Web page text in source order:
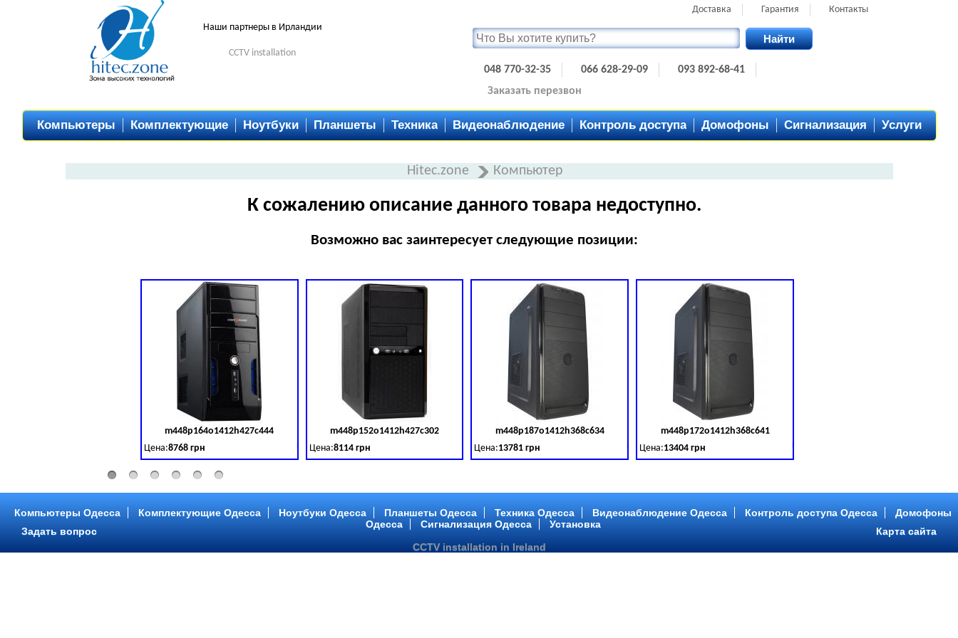
Наши партнеры в Ирландии
CCTV installation
Доставка Гарантия Контакты
Найти
048 770-32-35 066 628-29-09
093 892-68-41
Заказать перезвон
Компьютеры Комплектующие Ноутбуки Планшеты Техника Видеонаблюдение Контроль доступа Домофоны Сигнализация Услуги
Hitec.zone Компьютер
К сожалению описание данного товара недоступно.
Возможно вас заинтересует следующие позиции:
m448p164o1412h427c444
Цена:8768 грн Код товара:379028
Intel Core ™ i3 2 ядра 3.50GHz,ОЗУ: 2 GB, DDR 3 (1600 MHz) HDD: TOSHIBA 500 GB (SATA III)
m448p152o1412h427c302
Цена:8114 грн Код товара:379029
Intel Core ™ i3 2 ядра 3.40GHz,ОЗУ: 2 GB, DDR 3 (1600 MHz) HDD: TOSHIBA 500 GB (SATA III)
m448p187o1412h368c634
Цена:13781 грн Код товара:379030
Intel Core ™ i5 2 ядра 2.90GHz,ОЗУ: 2 GB, DDR 3 (1600 MHz) HDD: Seagate 2 TB (SATA III)
m448p172o1412h368c641
Цена:13404 грн Код товара:
Intel Core ™ i5 4 ядра 3.20GHz,ОЗУ: 2 GB, DDR 3 (1600 MHz) HDD: Seagate 2
Компьютеры Одесса Комплектующие Одесса Ноутбуки Одесса Планшеты Одесса Техника Одесса Видеонаблюдение Одесса Контроль доступа Одесса
Домофоны
Одесса
Сигнализация Одесса Установка
Карта сайта
Задать вопрос
CCTV installation in Ireland